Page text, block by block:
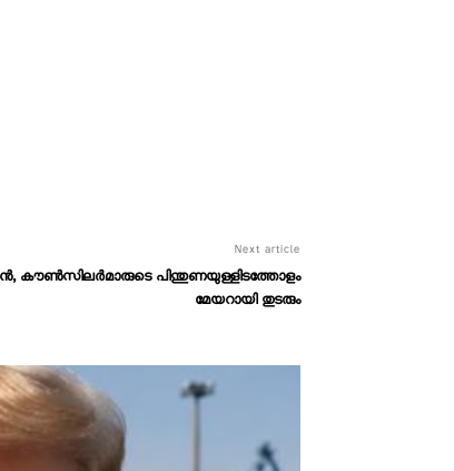
Next article
കൗൺസിലർമാരുടെ പിന്തുണയുള്ളിടത്തോളം
മേയറായി തുടരും